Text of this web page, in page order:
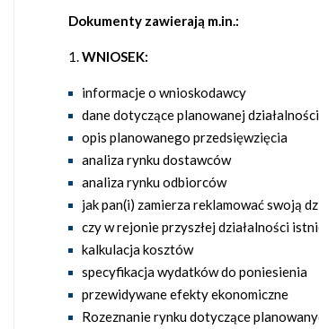
Dokumenty zawierają m.in.:
WNIOSEK:
informacje o wnioskodawcy
dane dotyczące planowanej działalności
opis planowanego przedsięwzięcia
analiza rynku dostawców
analiza rynku odbiorców
jak pan(i) zamierza reklamować swoją
czy w rejonie przyszłej działalności
kalkulacja kosztów
specyfikacja wydatków do poniesienia
przewidywane efekty ekonomiczne
Rozeznanie rynku dotyczące